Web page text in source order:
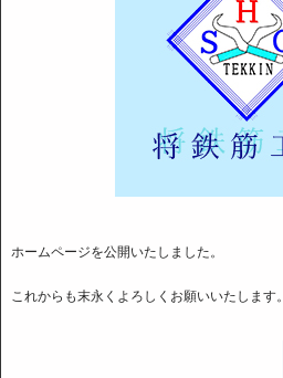
ホームページを公開いたしました。
これからも末永くよろしくお願いいたします。